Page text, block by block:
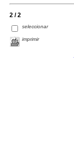
2 / 2
seleccionar
imprimir